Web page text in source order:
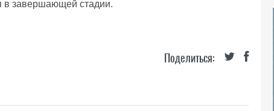
в завершающей стадии.
Поделиться: